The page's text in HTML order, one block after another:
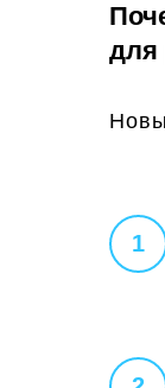
для